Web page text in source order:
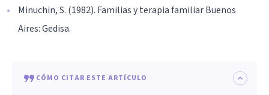
Minuchin, S. (1982). Familias y terapia familiar Buenos
Aires: Gedisa.
CÓMO CITAR ESTE ARTÍCULO